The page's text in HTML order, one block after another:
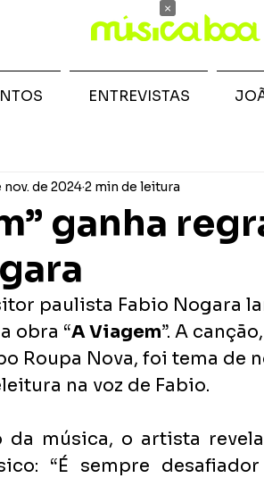
ganha
nov. de 20242 min de leitura
paulista Fabio Nogara
obra “A Viagem”. A
Roupa Nova, foi tema de
na voz de Fabio.
da música, o artista
“É sempre
ENTREVISTAS
×